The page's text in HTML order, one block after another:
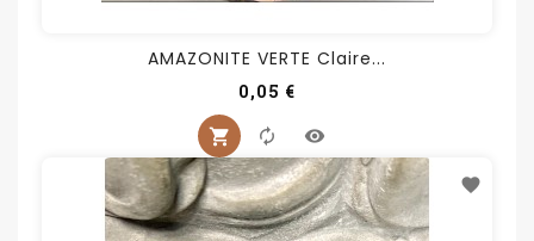
AMAZONITE VERTE Claire...
0,05 €